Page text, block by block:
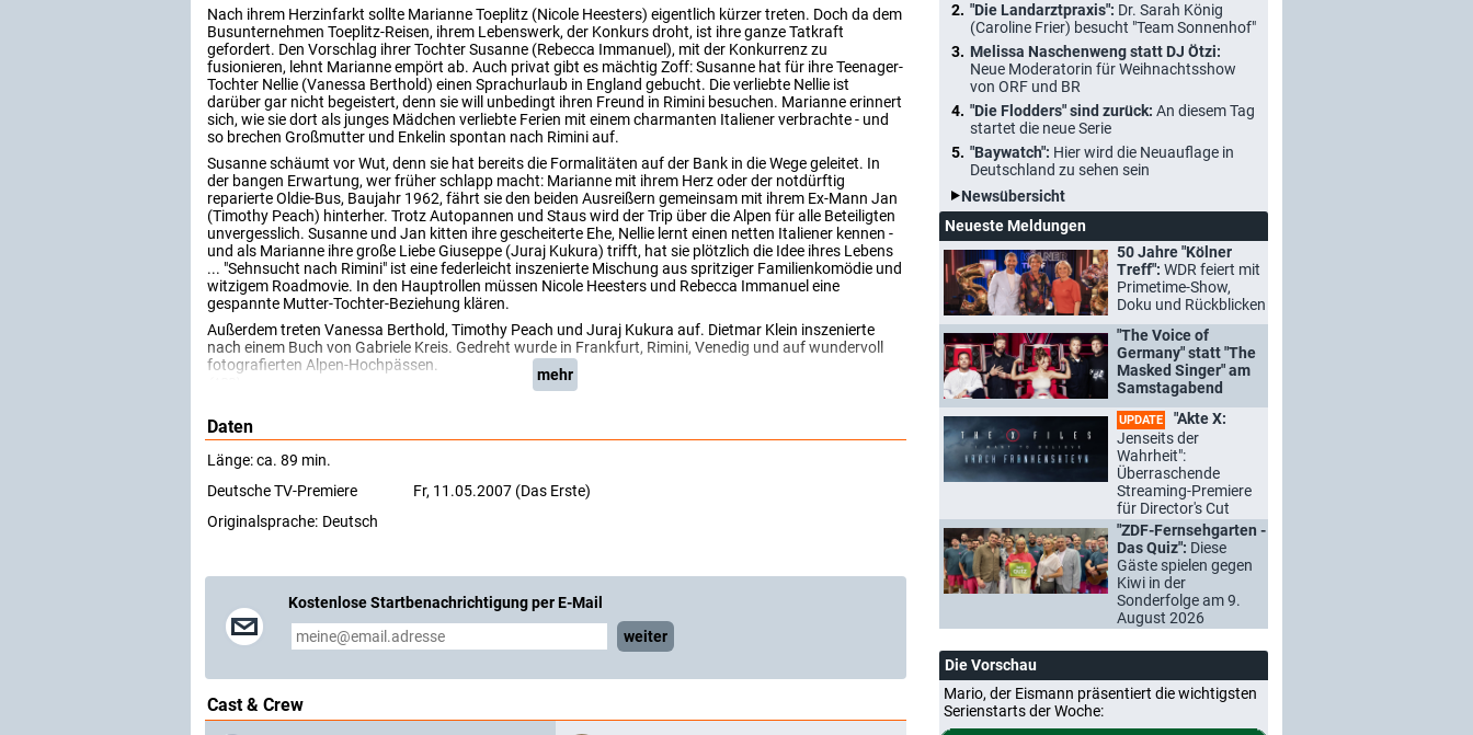
Nach ihrem Herzinfarkt sollte Marianne Toeplitz (Nicole Heesters) eigentlich kürzer treten. Doch da dem
Busunternehmen Toeplitz-Reisen, ihrem Lebenswerk, der Konkurs droht, ist ihre ganze Tatkraft
gefordert. Den Vorschlag ihrer Tochter Susanne (Rebecca Immanuel), mit der Konkurrenz zu
fusionieren, lehnt Marianne empört ab. Auch privat gibt es mächtig Zoff: Susanne hat für ihre Teenager-
Tochter Nellie (Vanessa Berthold) einen Sprachurlaub in England gebucht. Die verliebte Nellie ist
darüber gar nicht begeistert, denn sie will unbedingt ihren Freund in Rimini besuchen. Marianne erinnert
sich, wie sie dort als junges Mädchen verliebte Ferien mit einem charmanten Italiener verbrachte - und
so brechen Großmutter und Enkelin spontan nach Rimini auf.
Susanne schäumt vor Wut, denn sie hat bereits die Formalitäten auf der Bank in die Wege geleitet. In
der bangen Erwartung, wer früher schlapp macht: Marianne mit ihrem Herz oder der notdürftig
reparierte Oldie-Bus, Baujahr 1962, fährt sie den beiden Ausreißern gemeinsam mit ihrem Ex-Mann Jan
(Timothy Peach) hinterher. Trotz Autopannen und Staus wird der Trip über die Alpen für alle Beteiligten
unvergesslich. Susanne und Jan kitten ihre gescheiterte Ehe, Nellie lernt einen netten Italiener kennen -
und als Marianne ihre große Liebe Giuseppe (Juraj Kukura) trifft, hat sie plötzlich die Idee ihres Lebens
... "Sehnsucht nach Rimini" ist eine federleicht inszenierte Mischung aus spritziger Familienkomödie und
witzigem Roadmovie. In den Hauptrollen müssen Nicole Heesters und Rebecca Immanuel eine
gespannte Mutter-Tochter-Beziehung klären.
Außerdem treten Vanessa Berthold, Timothy Peach und Juraj Kukura auf. Dietmar Klein inszenierte
nach einem Buch von Gabriele Kreis. Gedreht wurde in Frankfurt, Rimini, Venedig und auf wundervoll
fotografierten Alpen-Hochpässen.
mehr
Daten
Länge: ca. 89 min.
Deutsche TV-Premiere
Fr, 11.05.2007 (Das Erste)
Originalsprache: Deutsch
Kostenlose Startbenachrichtigung per E-Mail
weiter
Cast & Crew
"Die Landarztpraxis": Dr. Sarah König
(Caroline Frier) besucht "Team Sonnenhof"
Melissa Naschenweng statt DJ Ötzi:
Neue Moderatorin für Weihnachtsshow
von ORF und BR
"Die Flodders" sind zurück: An diesem Tag
startet die neue Serie
"Baywatch": Hier wird die Neuauflage in
Deutschland zu sehen sein
Newsübersicht
Neueste Meldungen
50 Jahre "Kölner
Treff": WDR feiert mit
Primetime-Show,
Doku und Rückblicken
"The Voice of
Germany" statt "The
Masked Singer" am
Samstagabend
UPDATE
"Akte X:
Jenseits der
Wahrheit":
Überraschende
Streaming-Premiere
für Director's Cut
"ZDF-Fernsehgarten -
Das Quiz": Diese
Gäste spielen gegen
Kiwi in der
Sonderfolge am 9.
August 2026
Die Vorschau
Mario, der Eismann präsentiert die wichtigsten
Serienstarts der Woche: